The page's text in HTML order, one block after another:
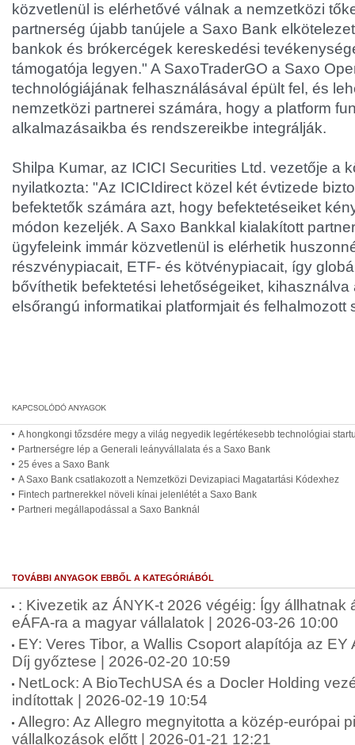
közvetlenül is elérhetővé válnak a nemzetközi
partnerség újabb tanújele a Saxo Bank
bankok és brókercégek kereskedési
támogatója legyen." A SaxoTraderGO a Saxo
technológiájának felhasználásával épült fel, és
nemzetközi partnerei számára, hogy a platform
alkalmazásaikba és rendszereikbe integrálják.
Shilpa Kumar, az ICICI Securities Ltd. vezetője a
nyilatkozta: "Az ICICIdirect közel két évtizede
befektetők számára azt, hogy befektetéseiket
módon kezeljék. A Saxo Bankkal kialakított
ügyfeleink immár közvetlenül is elérhetik
részvénypiacait, ETF- és kötvénypiacait, így
bővíthetik befektetési lehetőségeiket, kihasználva
elsőrangú informatikai platformjait és felhalmozott
A hongkongi tőzsdére megy a világ negyedik legértékesebb technológiai
Partnerségre lép a Generali leányvállalata és a Saxo Bank
25 éves a Saxo Bank
A Saxo Bank csatlakozott a Nemzetközi Devizapiaci Magatartási Kódexhez
Fintech partnerekkel növeli kínai jelenlétét a Saxo Bank
Partneri megállapodással a Saxo Banknál
TOVÁBBI ANYAGOK EBBŐL A KATEGÓRIÁBÓL
: Kivezetik az ÁNYK-t 2026 végéig: Így állhatnak
eÁFA-ra a magyar vállalatok | 2026-03-26 10:00
EY: Veres Tibor, a Wallis Csoport alapítója az EY
Díj győztese | 2026-02-20 10:59
NetLock: A BioTechUSA és a Docler Holding
indítottak | 2026-02-19 10:54
Allegro: Az Allegro megnyitotta a közép-európai
vállalkozások előtt | 2026-01-21 12:21